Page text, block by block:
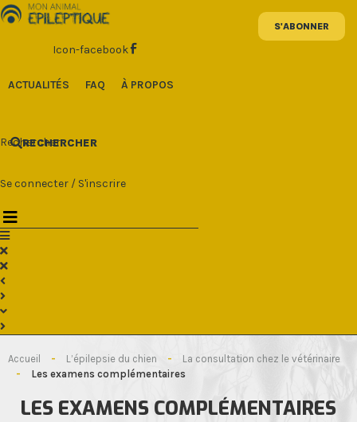
Aller
au
Icon-facebook
ACTUALITÉS FAQ À PROPOS
Rechercher
RECHERCHER
Se connecter / S'inscrire
Accueil - L’épilepsie du chien -
La consultation chez le vétérinaire
-
Les examens complémentaires
LES EXAMENS COMPLÉMENTAIRES